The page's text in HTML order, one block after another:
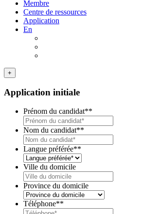
Membre
Centre de ressources
Application
En
+
Application initiale
Prénom du candidat**
Nom du candidat**
Langue préférée**
Ville du domicile
Province du domicile
Téléphone**